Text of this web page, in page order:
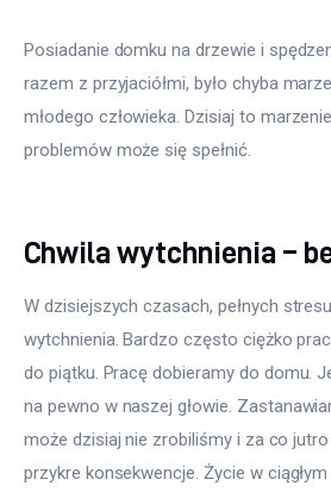
Posiadanie domku na drzewie i
razem z przyjaciółmi, było chyba
młodego człowieka. Dzisiaj to
problemów może się spełnić.
Chwila wytchnienia –
W dzisiejszych czasach, pełnych
wytchnienia. Bardzo często ciężko
do piątku. Pracę dobieramy do domu.
na pewno w naszej głowie.
może dzisiaj nie zrobiliśmy i za co
przykre konsekwencje. Życie w